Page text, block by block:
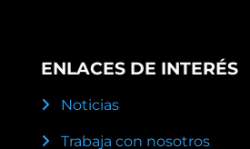
ENLACES DE INTERÉS
Noticias
Trabaja con nosotros